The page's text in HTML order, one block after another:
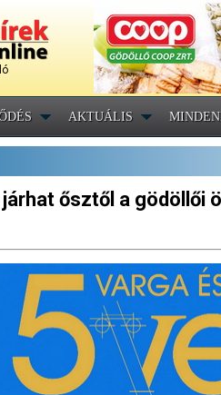
AKTUÁLIS
ősztől a gödöllői